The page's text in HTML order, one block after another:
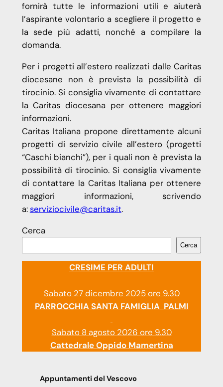
fornirà tutte le informazioni utili e aiuterà
l’aspirante volontario a scegliere il progetto e
la sede più adatti, nonché a compilare la
domanda.
Per i progetti all’estero realizzati dalle Caritas
diocesane non è prevista la possibilità di
tirocinio. Si consiglia vivamente di contattare
la Caritas diocesana per ottenere maggiori
informazioni.
Caritas Italiana propone direttamente alcuni
progetti di servizio civile all’estero (progetti
“Caschi bianchi”), per i quali non è prevista la
possibilità di tirocinio. Si consiglia vivamente
di contattare la Caritas Italiana per ottenere
maggiori informazioni, scrivendo
a:serviziocivile@caritas.it.
Cerca
Cerca
CRESIME PER ADULTI
Sabato 27 dicembre 2025 ore 9.30
PARROCCHIA SANTA FAMIGLIA PALMI
Sabato 8 agosto 2026 ore 9.30
Cattedrale Oppido Mamertina
Appuntamenti del Vescovo